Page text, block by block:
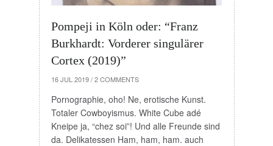
Pompeji in Köln oder: “Franz
Burkhardt: Vorderer singulärer
Cortex (2019)”
16 JUL 2019 / 2 COMMENTS
Pornographie, oho! Ne, erotische Kunst.
Totaler Cowboyismus. White Cube adé
Kneipe ja, “chez soi”! Und alle Freunde sind
da. Delikatessen Ham, ham, ham. auch